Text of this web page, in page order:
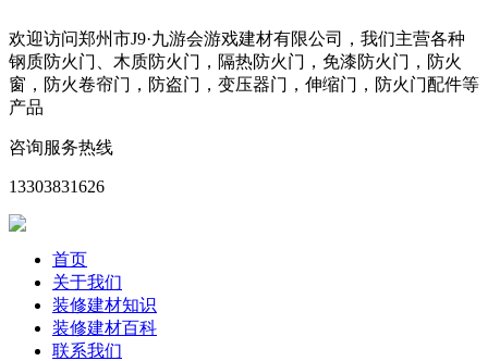
欢迎访问郑州市J9·九游会游戏建材有限公司，我们主营各种
钢质防火门、木质防火门，隔热防火门，免漆防火门，防火
窗，防火卷帘门，防盗门，变压器门，伸缩门，防火门配件等
产品
咨询服务热线
13303831626
首页
关于我们
装修建材知识
装修建材百科
联系我们